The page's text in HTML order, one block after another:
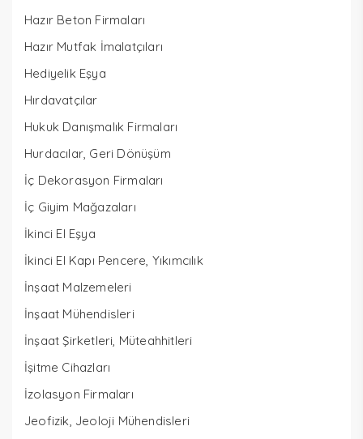
Hazır Beton Firmaları
Hazır Mutfak İmalatçıları
Hediyelik Eşya
Hırdavatçılar
Hukuk Danışmalık Firmaları
Hurdacılar, Geri Dönüşüm
İç Dekorasyon Firmaları
İç Giyim Mağazaları
İkinci El Eşya
İkinci El Kapı Pencere, Yıkımcılık
İnşaat Malzemeleri
İnşaat Mühendisleri
İnşaat Şirketleri, Müteahhitleri
İşitme Cihazları
İzolasyon Firmaları
Jeofizik, Jeoloji Mühendisleri